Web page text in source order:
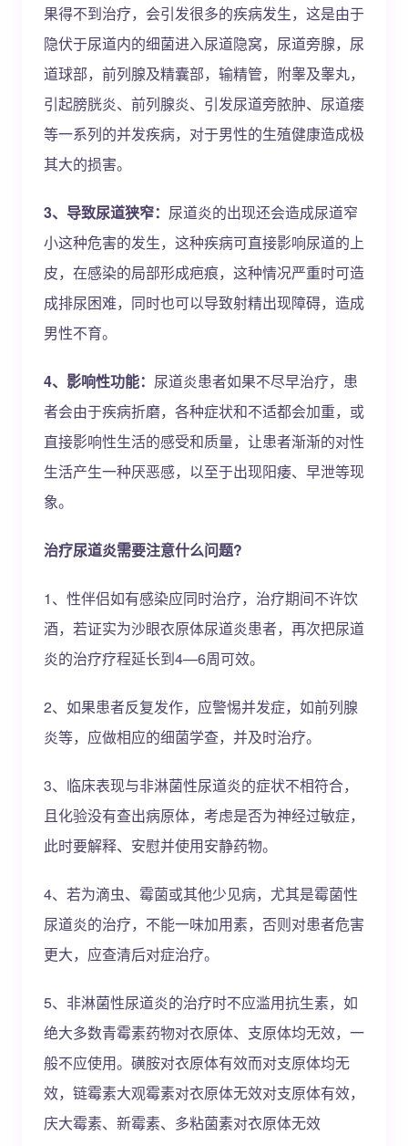
果得不到治疗，会引发很多的疾病发生，这是由于
隐伏于尿道内的细菌进入尿道隐窝，尿道旁腺，尿
道球部，前列腺及精囊部，输精管，附睾及睾丸，
引起膀胱炎、前列腺炎、引发尿道旁脓肿、尿道瘘
等一系列的并发疾病，对于男性的生殖健康造成极
其大的损害。
3、导致尿道狭窄： 尿道炎的出现还会造成尿道窄
小这种危害的发生，这种疾病可直接影响尿道的上
皮，在感染的局部形成疤痕，这种情况严重时可造
成排尿困难，同时也可以导致射精出现障碍，造成
男性不育。
4、影响性功能： 尿道炎患者如果不尽早治疗，患
者会由于疾病折磨，各种症状和不适都会加重，或
直接影响性生活的感受和质量，让患者渐渐的对性
生活产生一种厌恶感，以至于出现阳痿、早泄等现
象。
治疗尿道炎需要注意什么问题?
1、性伴侣如有感染应同时治疗，治疗期间不许饮
酒，若证实为沙眼衣原体尿道炎患者，再次把尿道
炎的治疗疗程延长到4—6周可效。
2、如果患者反复发作，应警惕并发症，如前列腺
炎等，应做相应的细菌学查，并及时治疗。
3、临床表现与非淋菌性尿道炎的症状不相符合，
且化验没有查出病原体，考虑是否为神经过敏症，
此时要解释、安慰并使用安静药物。
4、若为滴虫、霉菌或其他少见病，尤其是霉菌性
尿道炎的治疗，不能一味加用素，否则对患者危害
更大，应查清后对症治疗。
5、非淋菌性尿道炎的治疗时不应滥用抗生素，如
绝大多数青霉素药物对衣原体、支原体均无效，一
般不应使用。磺胺对衣原体有效而对支原体均无
效，链霉素大观霉素对衣原体无效对支原体有效，
庆大霉素、新霉素、多粘菌素对衣原体无效